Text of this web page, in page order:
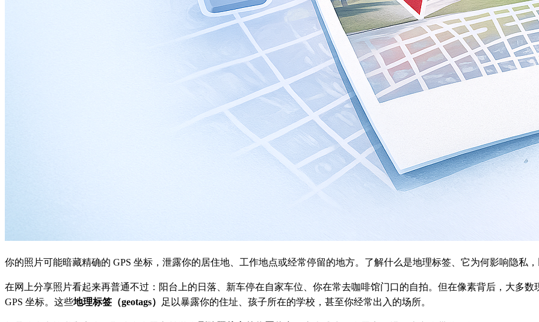
你的照片可能暗藏精确的 GPS 坐标，泄露你的居住地、工作地点或经常停留的地方。了解什么是地理标签、它为何影响隐私
在网上分享照片看起来再普通不过：阳台上的日落、新车停在自家车位、你在常去咖啡馆门口的自拍。但在像素背后，大多数
GPS 坐标。这些地理标签（geotags） 足以暴露你的住址、孩子所在的学校，甚至你经常出入的场所。